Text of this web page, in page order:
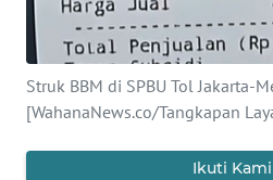
Struk BBM di SPBU Tol Jakarta-
[WahanaNews.co/Tangkapan
Ikuti
INTERNASIONAL
SERBA-SERBI